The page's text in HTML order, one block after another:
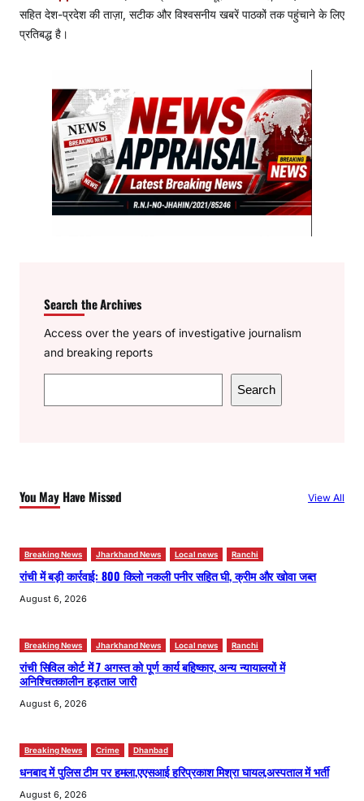
सहित देश-प्रदेश की ताज़ा, सटीक और विश्वसनीय खबरें पाठकों तक पहुंचाने के लिए
प्रतिबद्ध है।
Search the Archives
Access over the years of investigative journalism
and breaking reports
e
h
Search
You May Have Missed View All
Breaking News Jharkhand News Local news Ranchi
रांची में बड़ी कार्रवाई: 800 किलो नकली पनीर सहित घी, क्रीम और खोवा जब्त
August 6, 2026
Breaking News Jharkhand News Local news Ranchi
रांची सिविल कोर्ट में 7 अगस्त को पूर्ण कार्य बहिष्कार, अन्य न्यायालयों में
अनिश्चितकालीन हड़ताल जारी
August 6, 2026
Breaking News Crime Dhanbad
धनबाद में पुलिस टीम पर हमला,एएसआई हरिप्रकाश मिश्रा घायल,अस्पताल में भर्ती
August 6, 2026